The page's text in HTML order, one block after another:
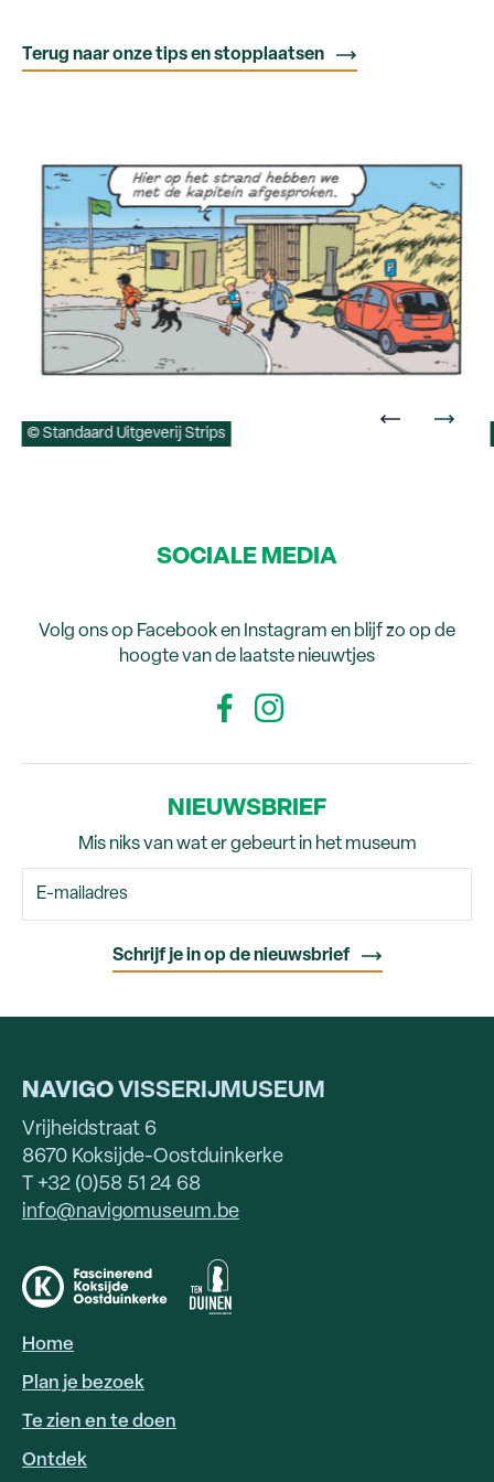
Terug naar onze tips en stopplaatsen
© Standaard Uitgeverij Strips
SOCIALE MEDIA
Volg ons op Facebook en Instagram en blijf zo op de
hoogte van de laatste nieuwtjes
NIEUWSBRIEF
Mis niks van wat er gebeurt in het museum
NAVIGOVISSERIJMUSEUM
Vrijheidstraat 6
8670 Koksijde-Oostduinkerke
T +32 (0)58 51 24 68
info@navigomuseum.be
HOOFDNAVIGATIE
Home
Plan je bezoek
Te zien en te doen
Ontdek